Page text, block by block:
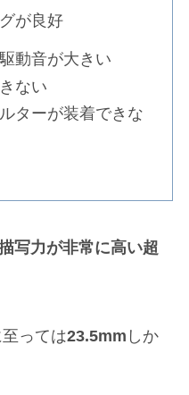
が良好
動音が大きい
ない
ターが装着できな
写力が非常に高い超
っては23.5mm しか